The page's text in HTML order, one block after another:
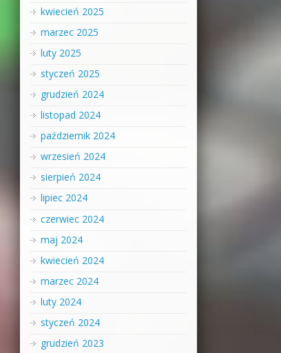
kwiecień 2025
marzec 2025
luty 2025
styczeń 2025
grudzień 2024
listopad 2024
październik 2024
wrzesień 2024
sierpień 2024
lipiec 2024
czerwiec 2024
maj 2024
kwiecień 2024
marzec 2024
luty 2024
styczeń 2024
grudzień 2023